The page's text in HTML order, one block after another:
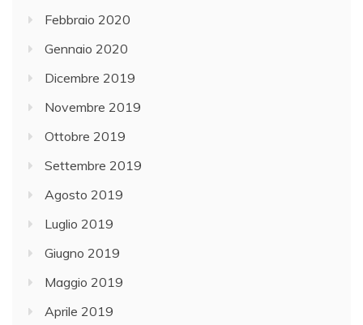
Febbraio 2020
Gennaio 2020
Dicembre 2019
Novembre 2019
Ottobre 2019
Settembre 2019
Agosto 2019
Luglio 2019
Giugno 2019
Maggio 2019
Aprile 2019